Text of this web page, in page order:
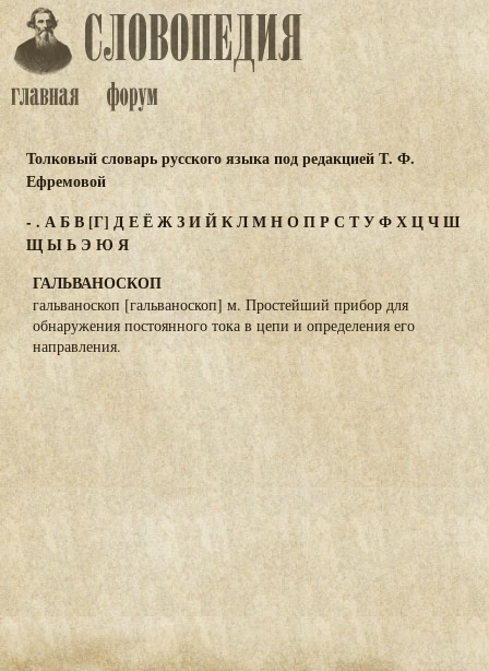
Толковый словарь русского языка под редакцией Т. Ф.
Ефремовой
- . АБВ[Г] ДЕЁЖЗИЙКЛМНОПРС ТУФХЦЧШ
ЩЫЬЭ ЮЯ
ГАЛЬВАНОСКОП
гальваноскоп [гальваноскоп] м. Простейший прибор для
обнаружения постоянного тока в цепи и определения его
направления.